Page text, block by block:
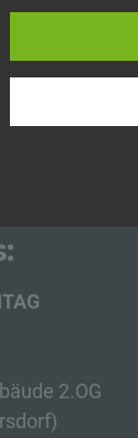
das
wäre dieses
musst
2.OG
Erfassen,
Anpassung
eine
d)
e) Profiling